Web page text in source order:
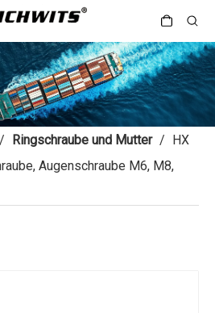
/ Ringschraube und Mutter / HX
Augenschraube M6, M8,